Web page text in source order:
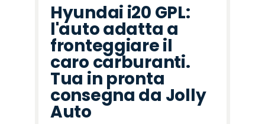
Hyundai i20 GPL:
l'auto adatta a
fronteggiare il
caro carburanti.
Tua in pronta
consegna da Jolly
Auto